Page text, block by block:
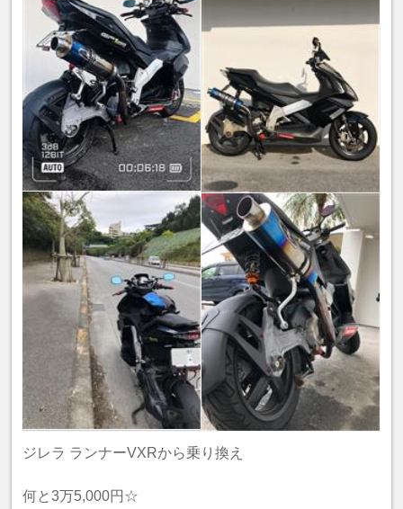
ジレラ ランナーVXRから乗り換え
何と3万5,000円☆